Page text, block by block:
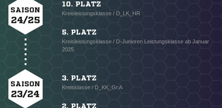
SAISON
24/25
10. PLATZ
Kreisleistungsklasse / D_LK_HR
5. PLATZ
Kreisleistungsklasse / D-Junioren Leistungsklasse ab Januar
2025
SAISON
23/24
3. PLATZ
Kreisklasse / D_KK_Gr.A
2. PLATZ